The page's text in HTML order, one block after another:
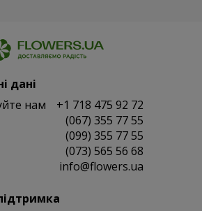
дані
нам
+1 718 475 92 72
(067) 355 77 55
(099) 355 77 55
(073) 565 56 68
info@flowers.ua